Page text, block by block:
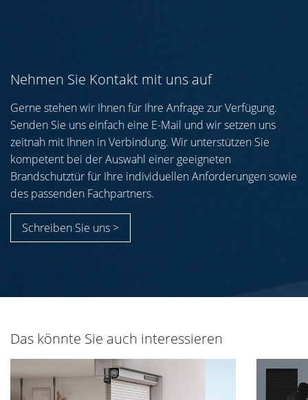
Nehmen Sie Kontakt mit uns auf
Gerne stehen wir Ihnen für Ihre Anfrage zur Verfügung.
Senden Sie uns einfach eine E-Mail und wir setzen uns
zeitnah mit Ihnen in Verbindung. Wir unterstützen Sie
kompetent bei der Auswahl einer geeigneten
Brandschutztür für Ihre individuellen Anforderungen sowie
des passenden Fachpartners.
Schreiben Sie uns >
Das könnte Sie auch interessieren